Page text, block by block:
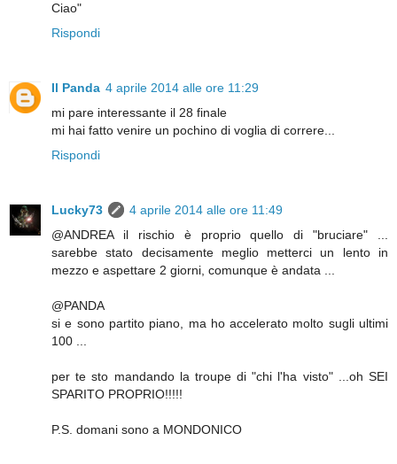
Ciao"
Rispondi
Il Panda 4 aprile 2014 alle ore 11:29
mi pare interessante il 28 finale
mi hai fatto venire un pochino di voglia di correre...
Rispondi
Lucky73
4 aprile 2014 alle ore 11:49
@ANDREA il rischio è proprio quello di "bruciare" ...
sarebbe stato decisamente meglio metterci un lento in
mezzo e aspettare 2 giorni, comunque è andata ...
@PANDA
si e sono partito piano, ma ho accelerato molto sugli ultimi
100 ...
per te sto mandando la troupe di "chi l'ha visto" ...oh SEI
SPARITO PROPRIO!!!!!
P.S. domani sono a MONDONICO